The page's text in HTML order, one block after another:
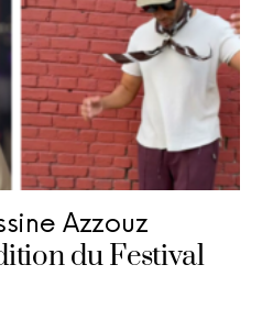
Azzouz
du Festival